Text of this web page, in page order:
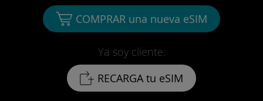
Ya soy cliente:
RECARGA tu eSIM
COMPRAR una nueva eSIM